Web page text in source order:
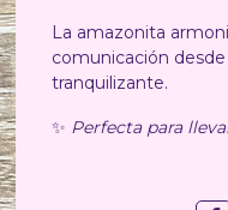
La amazonita
comunicación
tranquilizante.
✨ Perfecta para